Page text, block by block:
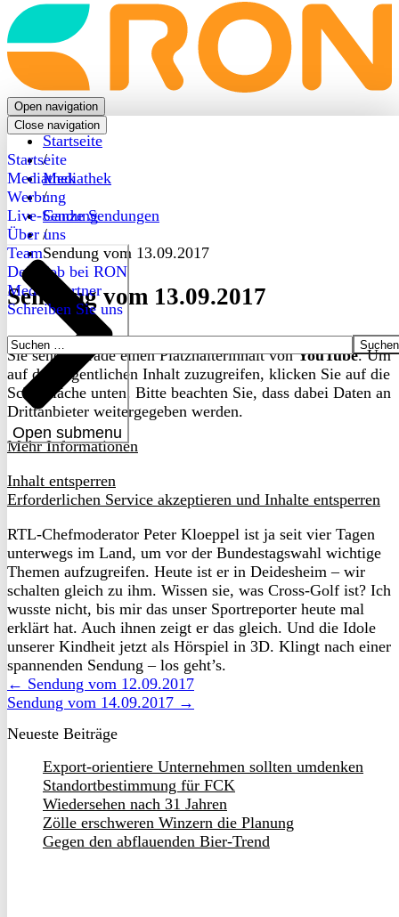
Back
to
frontpage
Open navigation
Close navigation
Startseite
Mediathek
Werbung
Live-Sendung
Über uns
Open submenu
Team
Dein Job bei RON
Medienpartner
Schreiben Sie uns
Suchen
nach:
Startseite
/
Mediathek
/
Ganze Sendungen
/
Sendung vom 13.09.2017
Sendung vom 13.09.2017
Sie sehen gerade einen Platzhalterinhalt vonYouTube. Um
auf den eigentlichen Inhalt zuzugreifen, klicken Sie auf die
Schaltfläche unten. Bitte beachten Sie, dass dabei Daten an
Drittanbieter weitergegeben werden.
Mehr Informationen
Inhalt entsperren
Erforderlichen Service akzeptieren und Inhalte entsperren
RTL-Chefmoderator Peter Kloeppel ist ja seit vier Tagen
unterwegs im Land, um vor der Bundestagswahl wichtige
Themen aufzugreifen. Heute ist er in Deidesheim – wir
schalten gleich zu ihm. Wissen sie, was Cross-Golf ist? Ich
wusste nicht, bis mir das unser Sportreporter heute mal
erklärt hat. Auch ihnen zeigt er das gleich. Und die Idole
unserer Kindheit jetzt als Hörspiel in 3D. Klingt nach einer
spannenden Sendung – los geht’s.
← Sendung vom 12.09.2017
Sendung vom 14.09.2017 →
Neueste Beiträge
Export-orientiere Unternehmen sollten umdenken
Standortbestimmung für FCK
Wiedersehen nach 31 Jahren
Zölle erschweren Winzern die Planung
Gegen den abflauenden Bier-Trend